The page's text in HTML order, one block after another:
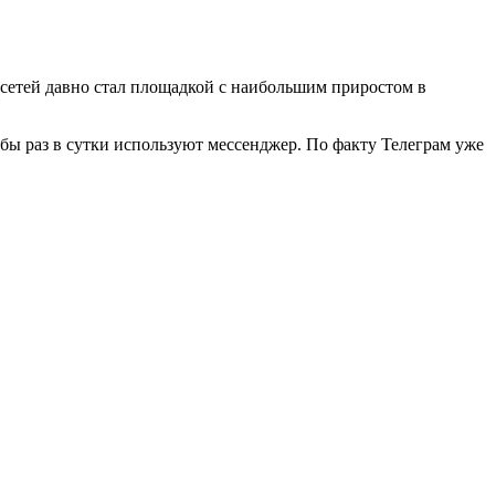
давно стал площадкой с наибольшим приростом в
раз в сутки используют мессенджер. По факту Телеграм уже